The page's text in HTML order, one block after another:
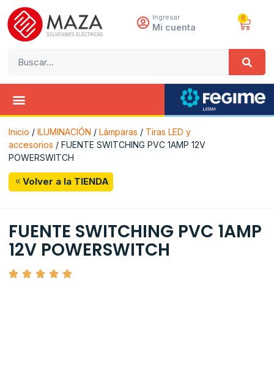
Ingresar
Mi cuenta
0
Inicio / ILUMINACIÓN / Lámparas / Tiras LED y
accesorios / FUENTE SWITCHING PVC 1AMP 12V
POWERSWITCH
Volver a la TIENDA
FUENTE SWITCHING PVC 1AMP
12V POWERSWITCH